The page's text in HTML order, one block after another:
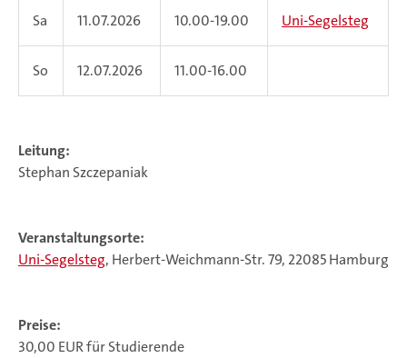
Sa 11.07.2026 10.00-19.00 Uni-Segelsteg
So 12.07.2026 11.00-16.00
Leitung:
Stephan Szczepaniak
Veranstaltungsorte:
Uni-Segelsteg, Herbert-Weichmann-Str. 79, 22085 Hamburg
Preise:
30,00 EUR für Studierende